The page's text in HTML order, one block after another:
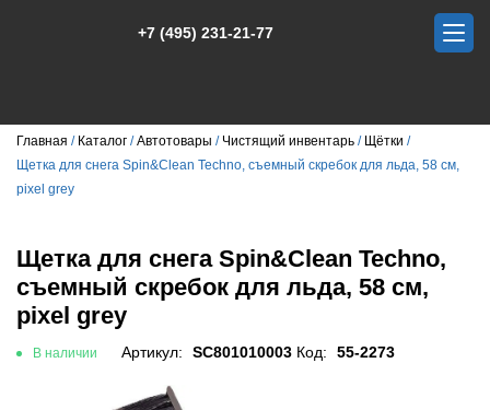
+7 (495) 231-21-77
Главная Каталог Автотовары Чистящий инвентарь
Щётки
Щетка для снега Spin&Clean Techno, съемный скребок для льда, 58 см,
pixel grey
Щетка для снега Spin&Clean Techno,
съемный скребок для льда, 58 см,
pixel grey
В наличии Артикул: SC801010003 Код: 55-2273